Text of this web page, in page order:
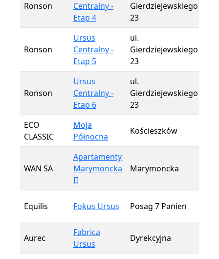
Ronson
Centralny -
Etap 4
Gierdziejewskiego
23
Ronson
Ursus
Centralny -
Etap 5
ul.
Gierdziejewskiego
23
Ronson
Ursus
Centralny -
Etap 6
ul.
Gierdziejewskiego
23
ECO
CLASSIC
Moja
Północna
Kościeszków
WAN SA
Apartamenty
Marymoncka
II
Marymoncka
Equilis Fokus Ursus Posag 7 Panien
Aurec
Fabrica
Ursus
Dyrekcyjna